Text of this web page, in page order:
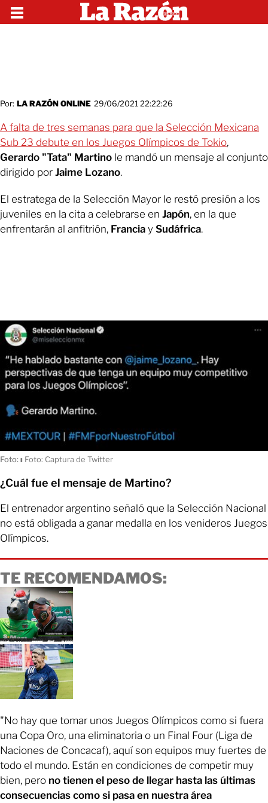
Por: LA RAZÓN ONLINE 29/06/2021 22:22:26
A falta de tres semanas para que la Selección Mexicana
Sub 23 debute en los Juegos Olímpicos de Tokio,
Gerardo "Tata" Martino le mandó un mensaje al conjunto
dirigido por Jaime Lozano.
El estratega de la Selección Mayor le restó presión a los
juveniles en la cita a celebrarse en Japón, en la que
enfrentarán al anfitrión, Francia y Sudáfrica.
Foto:ı Foto: Captura de Twitter
¿Cuál fue el mensaje de Martino?
El entrenador argentino señaló que la Selección Nacional
no está obligada a ganar medalla en los venideros Juegos
Olímpicos.
TE RECOMENDAMOS:
"No hay que tomar unos Juegos Olímpicos como si fuera
una Copa Oro, una eliminatoria o un Final Four (Liga de
Naciones de Concacaf), aquí son equipos muy fuertes de
todo el mundo. Están en condiciones de competir muy
bien, pero no tienen el peso de llegar hasta las últimas
consecuencias como si pasa en nuestra área